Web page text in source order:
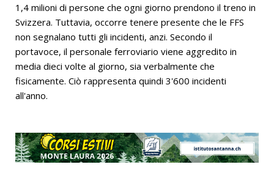
1,4 milioni di persone che ogni giorno prendono il treno in
Svizzera. Tuttavia, occorre tenere presente che le FFS
non segnalano tutti gli incidenti, anzi. Secondo il
portavoce, il personale ferroviario viene aggredito in
media dieci volte al giorno, sia verbalmente che
fisicamente. Ciò rappresenta quindi 3'600 incidenti
all'anno.